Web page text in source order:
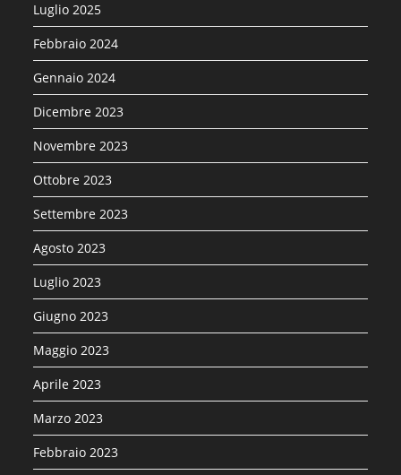
Luglio 2025
Febbraio 2024
Gennaio 2024
Dicembre 2023
Novembre 2023
Ottobre 2023
Settembre 2023
Agosto 2023
Luglio 2023
Giugno 2023
Maggio 2023
Aprile 2023
Marzo 2023
Febbraio 2023